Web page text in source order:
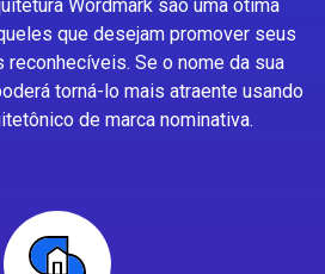
Wordmark são uma ótima
que desejam promover seus
Se o nome da sua
torná-lo mais atraente usando
de marca nominativa.